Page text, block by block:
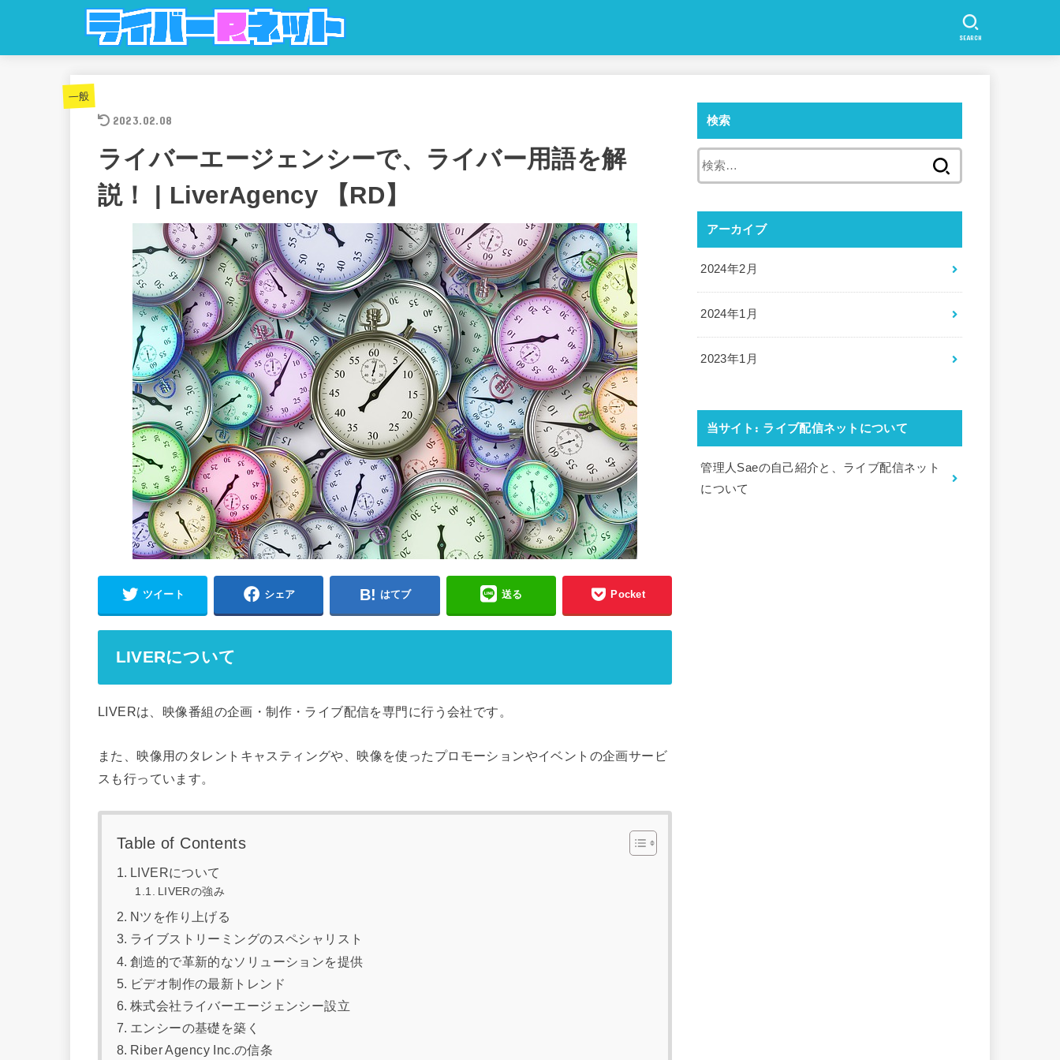
SEARCH
一般
2023.02.08
ライバーエージェンシーで、ライバー用語を解
説！ | LiverAgency 【RD】
ツイート シェア はてブ 送る Pocket
LIVERについて
LIVERは、映像番組の企画・制作・ライブ配信を専門に行う会社です。
また、映像用のタレントキャスティングや、映像を使ったプロモーションやイベントの企画サービ
スも行っています。
Table of Contents
LIVERについて
LIVERの強み
Nツを作り上げる
ライブストリーミングのスペシャリスト
創造的で革新的なソリューションを提供
ビデオ制作の最新トレンド
株式会社ライバーエージェンシー設立
エンシーの基礎を築く
Riber Agency Inc.の信条
検索
アーカイブ
2024年2月
2024年1月
2023年1月
当サイト: ライブ配信ネットについて
管理人Saeの自己紹介と、ライブ配信ネット
について